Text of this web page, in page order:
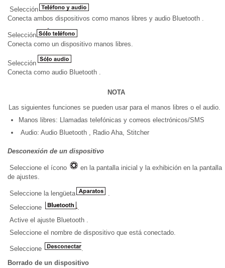
Selección
Conecta ambos dispositivos como manos libres y audio Bluetooth .
Selección
Conecta como un dispositivo manos libres.
Selección
Conecta como audio Bluetooth .
NOTA
Las siguientes funciones se pueden usar para el manos libres o el audio.
Manos libres: Llamadas telefónicas y correos electrónicos/SMS
Audio: Audio Bluetooth , Radio Aha, Stitcher
Desconexión de un dispositivo
Seleccione el ícono
en la pantalla inicial y la exhibición en la pantalla
de ajustes.
Seleccione la lengüeta
.
Seleccione
.
Active el ajuste Bluetooth .
Seleccione el nombre de dispositivo que está conectado.
Seleccione
.
Borrado de un dispositivo